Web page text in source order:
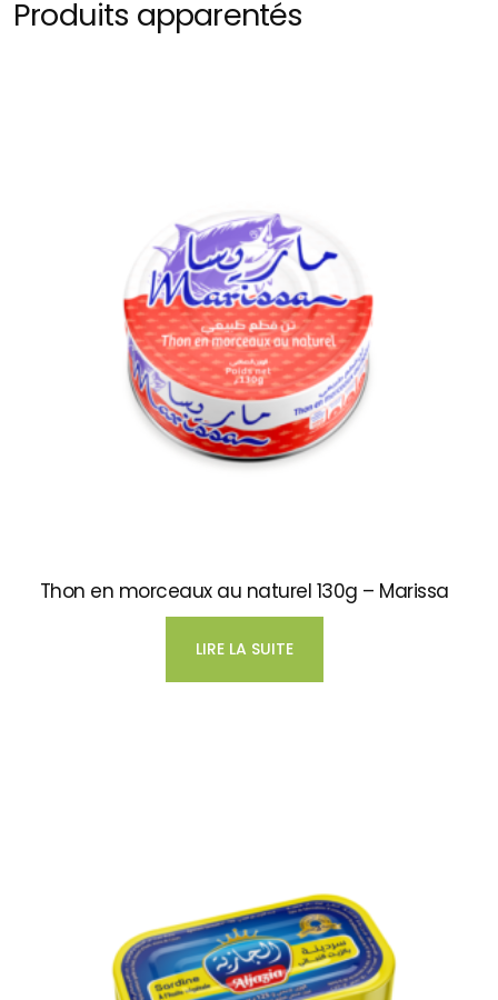
Produits apparentés
Thon en morceaux au naturel 130g – Marissa
LIRE LA SUITE